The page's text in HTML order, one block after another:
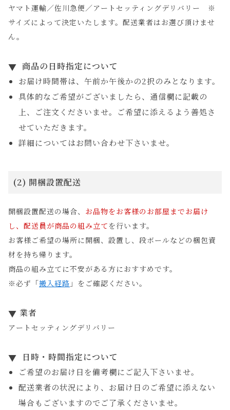
ヤマト運輸／佐川急便／アートセッティングデリバリー ※
サイズによって決定いたします。配送業者はお選び頂けませ
ん。
商品の日時指定について
お届け時間帯は、午前か午後かの2択のみとなります。
具体的なご希望がございましたら、通信欄に記載の
上、ご注文くださいませ。ご希望に添えるよう善処さ
せていただきます。
詳細についてはお問い合わせ下さいませ。
(2) 開梱設置配送
開梱設置配送の場合、 お品物をお客様のお部屋までお届け
し、配送員が商品の組み立て を行います。
お客様ご希望の場所に開梱、設置し、段ボールなどの梱包資
材を持ち帰ります。
商品の組み立てに不安がある方におすすめです。
※必ず「搬入経路 」をご確認ください。
業者
アートセッティングデリバリー
日時・時間指定について
ご希望のお届け日を備考欄にご記入下さいませ。
配送業者の状況により、お届け日のご希望に添えない
場合もございますのでご了承くださいませ。